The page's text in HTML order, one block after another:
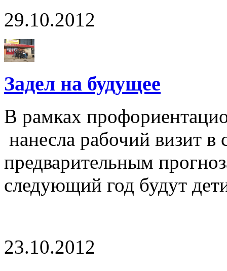
29.10.2012
Задел на будущее
В рамках
нанесла рабочий визит в
предварительным
следующий год будут
23.10.2012